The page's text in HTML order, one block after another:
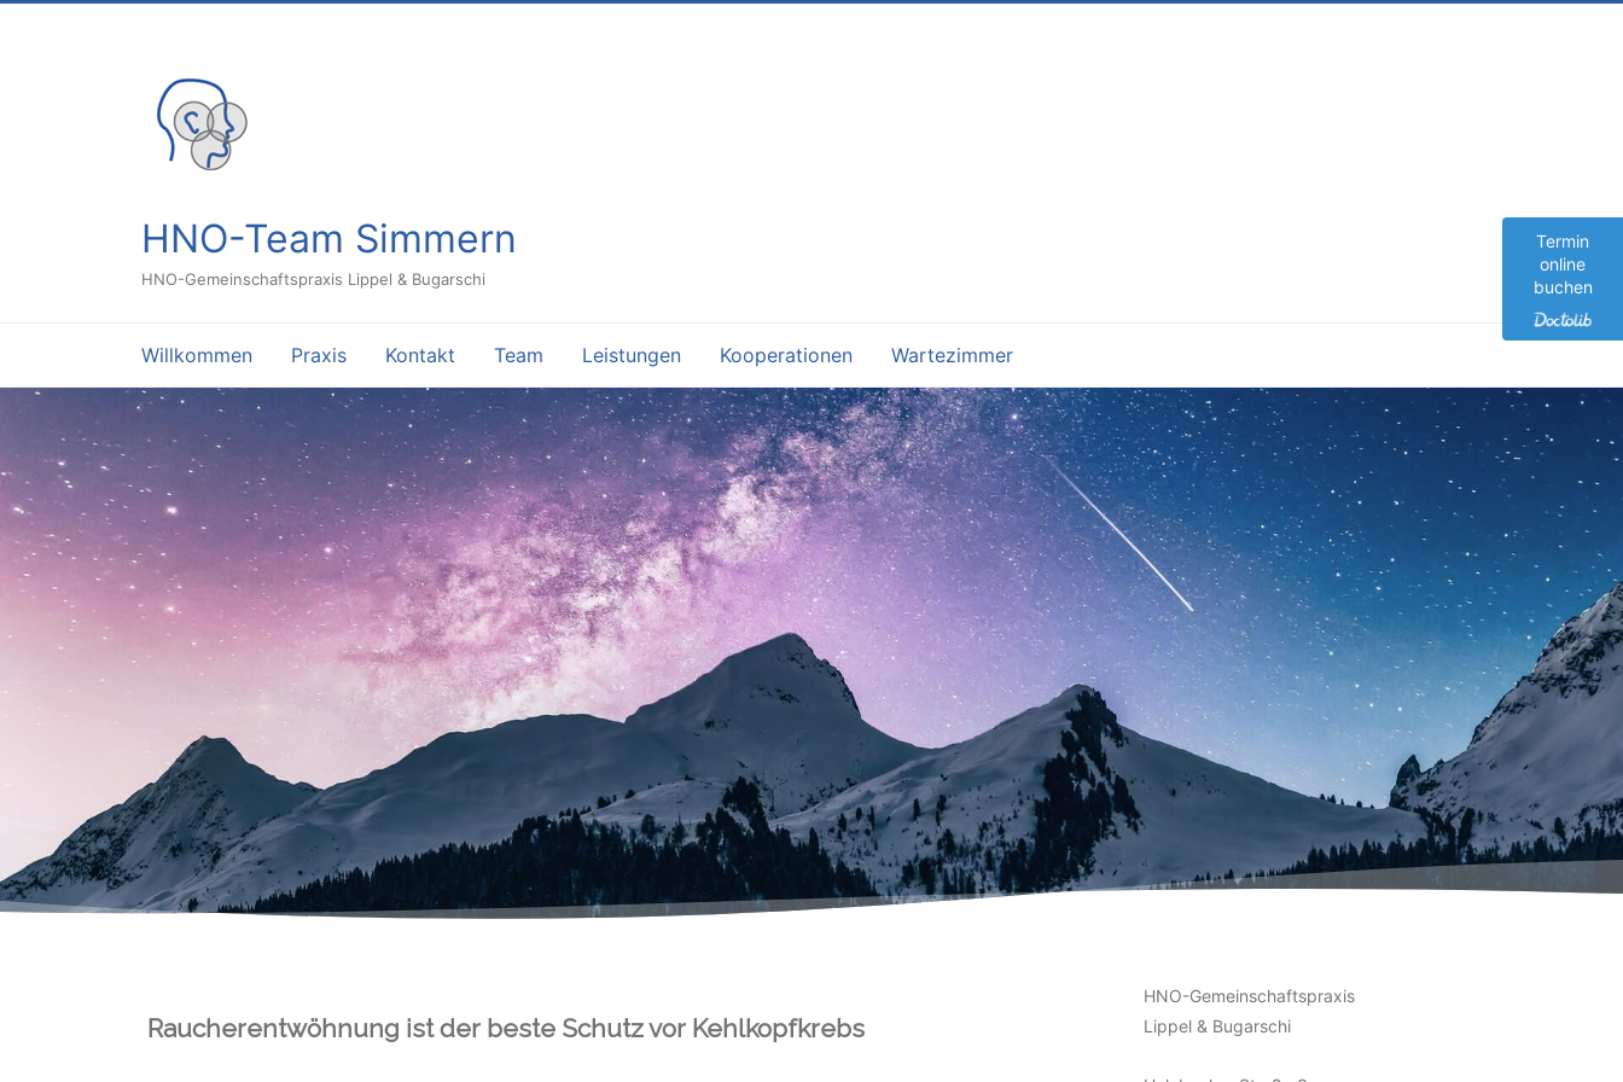
Termin
online
buchen
HNO-Team Simmern
HNO-Gemeinschaftspraxis Lippel & Bugarschi
Willkommen Praxis Kontakt Team Leistungen Kooperationen Wartezimmer
Raucherentwöhnung ist der beste Schutz vor Kehlkopfkrebs
HNO-Gemeinschaftspraxis
Lippel & Bugarschi